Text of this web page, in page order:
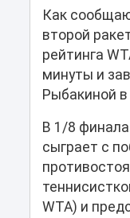
Как
второй
рейтинга
минуты и
Рыбакиной в
В 1/8
сыграет с
WTA) и